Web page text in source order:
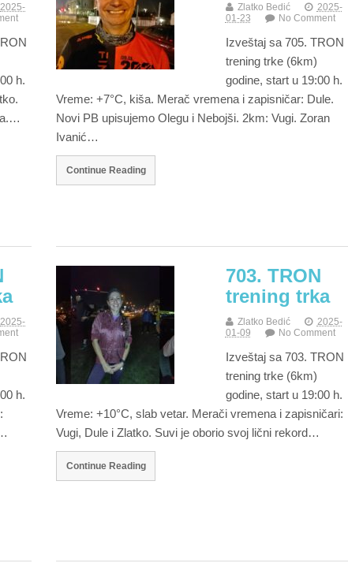
2025-
h.
Zlatko Bedić
2025-
01-23
No Comment
Izveštaj sa 705. TRON
trening trke (6km)
godine, start u 19:00 h.
Vreme: +7°C, kiša. Merač vremena i zapisničar: Dule.
Novi PB upisujemo Olegu i Nebojši. 2km: Vugi. Zoran
Ivanić…
Continue Reading
2025-
h.
703. TRON
trening trka
Zlatko Bedić
2025-
01-09
No Comment
Izveštaj sa 703. TRON
trening trke (6km)
godine, start u 19:00 h.
Vreme: +10°C, slab vetar. Merači vremena i zapisničari:
Vugi, Dule i Zlatko. Suvi je oborio svoj lični rekord…
Continue Reading